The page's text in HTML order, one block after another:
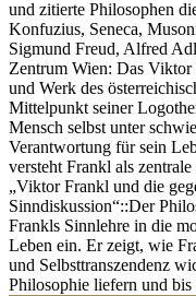
und zitierte Philosophen
Konfuzius, Seneca,
Sigmund Freud, Alfred
Zentrum Wien: Das
und Werk des
Mittelpunkt seiner
Mensch selbst unter
Verantwortung für sein
versteht Frankl als
„Viktor Frankl und die
Sinndiskussion“::Der
Frankls Sinnlehre in die
Leben ein. Er zeigt, wie
und Selbsttranszendenz
Philosophie liefern und